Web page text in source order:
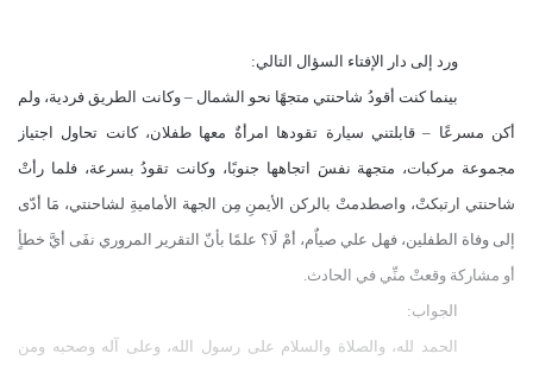
ورد إلى دار الإفتاء السؤال التالي:
بينما كنت أقودُ شاحنتي متجهًا نحو الشمال – وكانت الطريق فردية، ولم
أكن مسرعًا – قابلتني سيارة تقودها امرأةٌ معها طفلان، كانت تحاول اجتياز
مجموعة مركبات، متجهة نفسَ اتجاهها جنوبًا، وكانت تقودُ بسرعة، فلما رأتْ
شاحنتي ارتبكتْ، واصطدمتْ بالركن الأيمنِ مِن الجهة الأماميةِ لشاحنتي، مَا أدّى
إلى وفاة الطفلين، فهل علي صياٌم، أمْ لَا؟ علمًا بأنّ التقرير المروري نفَى أيَّ خطأٍ
أو مشاركة وقعتْ منِّي في الحادث.
الجواب:
الحمد لله، والصلاة والسلام على رسول الله، وعلى آله وصحبه ومن